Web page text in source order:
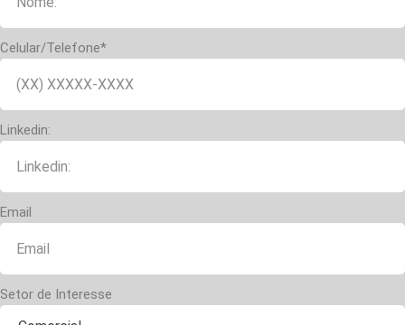
Celular/Telefone*
Linkedin:
Email
Setor de Interesse